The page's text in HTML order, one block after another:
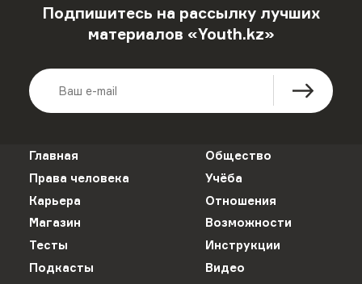
Подпишитесь на рассылку лучших
материалов «Youth.kz»
Главная
Общество
Права человека
Учёба
Карьера
Отношения
Магазин
Возможности
Тесты
Инструкции
Подкасты
Видео